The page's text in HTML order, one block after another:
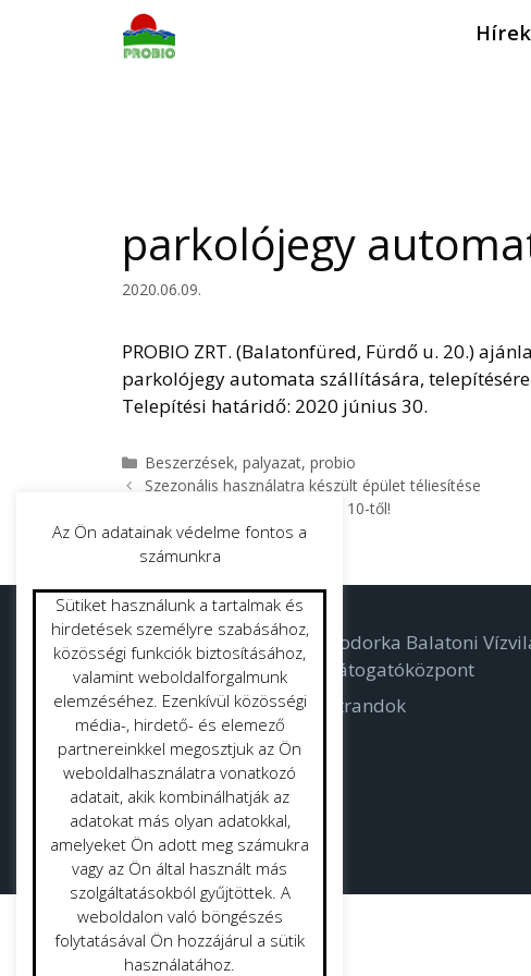
Hírek
parkolójegy
2020.06.09.
PROBIO ZRT. (Balatonfüred, Fürdő u. 20.)
parkolójegy automata szállítására,
Telepítési határidő: 2020 június 30.
Kategória
Beszerzések,palyazat,probio
Szezonális használatra készült épület téliesítése
Figyelem! Fizetőparkolás 06. 10-től!
Parkolás
Létesítmény gazdálkodás
Parkgondozás
Bodorka Balatoni
Látogatóközpont
Strandok
Az Ön adatainak védelme fontos a
számunkra
Sütiket használunk a tartalmak és
hirdetések személyre szabásához,
közösségi funkciók biztosításához,
valamint weboldalforgalmunk
elemzéséhez. Ezenkívül közösségi
média-, hirdető- és elemező
partnereinkkel megosztjuk az Ön
weboldalhasználatra vonatkozó
adatait, akik kombinálhatják az
adatokat más olyan adatokkal,
amelyeket Ön adott meg számukra
vagy az Ön által használt más
szolgáltatásokból gyűjtöttek. A
weboldalon való böngészés
folytatásával Ön hozzájárul a sütik
használatához.